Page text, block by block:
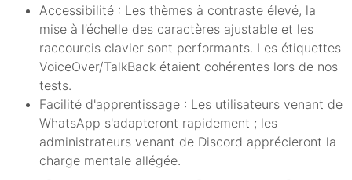
Accessibilité : Les thèmes à contraste élevé, la
mise à l’échelle des caractères ajustable et les
raccourcis clavier sont performants. Les étiquettes
VoiceOver/TalkBack étaient cohérentes lors de nos
tests.
Facilité d'apprentissage : Les utilisateurs venant de
WhatsApp s'adapteront rapidement ; les
administrateurs venant de Discord apprécieront la
charge mentale allégée.